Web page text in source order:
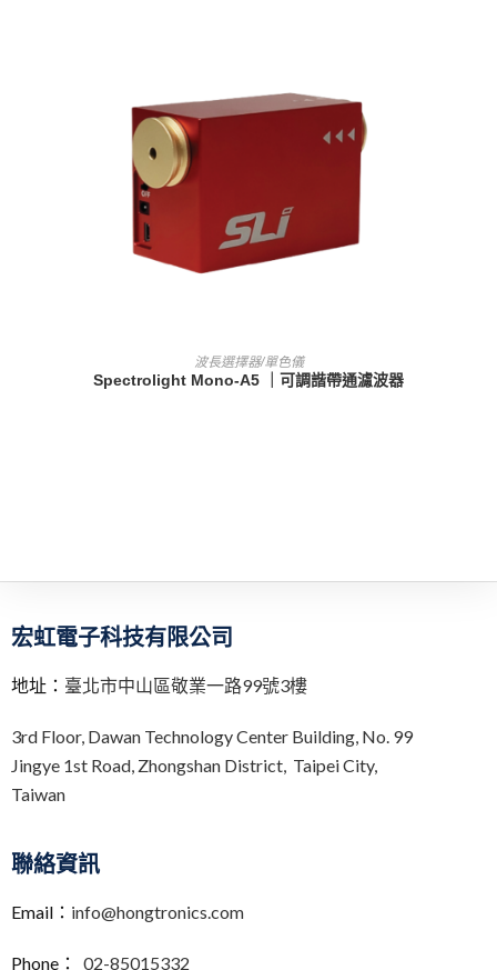
查看內容
波長選擇器/單色儀
Spectrolight Mono-A5 ｜可調諧帶通濾波器
宏虹電子科技有限公司
地址： 臺北市中山區敬業一路99號3樓
3rd Floor, Dawan Technology Center Building, No. 99
Jingye 1st Road, Zhongshan District, Taipei City,
Taiwan
聯絡資訊
Email： info@hongtronics.com
Phone： 02-85015332